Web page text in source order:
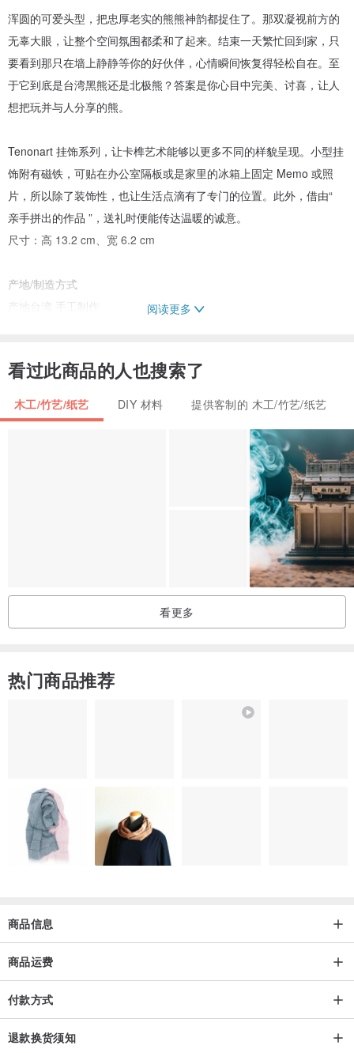
浑圆的可爱头型，把忠厚老实的熊熊神韵都捉住了。那双凝视前方的
无辜大眼，让整个空间氛围都柔和了起来。结束一天繁忙回到家，只
要看到那只在墙上静静等你的好伙伴，心情瞬间恢复得轻松自在。至
于它到底是台湾黑熊还是北极熊？答案是你心目中完美、讨喜，让人
想把玩并与人分享的熊。
Tenonart 挂饰系列，让卡榫艺术能够以更多不同的样貌呈现。小型挂
饰附有磁铁，可贴在办公室隔板或是家里的冰箱上固定 Memo 或照
片，所以除了装饰性，也让生活点滴有了专门的位置。此外，借由“
亲手拼出的作品 ”，送礼时便能传达温暖的诚意。
尺寸：高 13.2 cm、宽 6.2 cm
产地/制造方式
产地台湾 手工制作
阅读更多
看过此商品的人也搜索了
木工/竹艺/纸艺 DIY 材料 提供客制的 木工/竹艺/纸艺
看更多
热门商品推荐
商品信息
商品运费
付款方式
退款换货须知